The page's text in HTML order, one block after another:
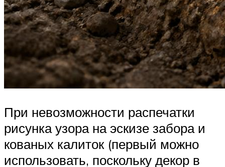
При невозможности распечатки
рисунка узора на эскизе забора и
кованых калиток (первый можно
использовать, поскольку декор в